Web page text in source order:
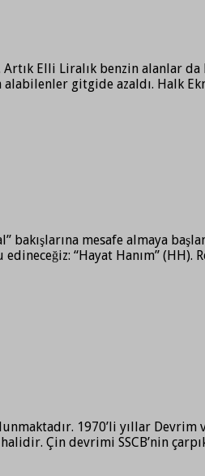
Elli Liralık benzin alanlar da
alabilenler gitgide azaldı. Halk
bakışlarına mesafe almaya
“Hayat Hanım” (HH).
1970’li yıllar Devrim
Çin devrimi SSCB’nin